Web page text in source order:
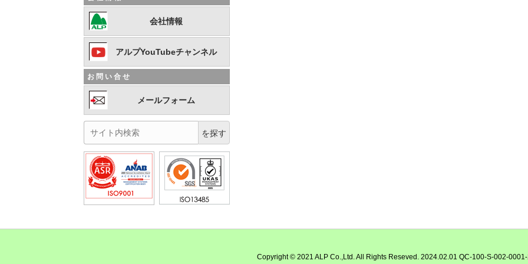
会社情報
アルプYouTubeチャンネル
お問い合せ
メールフォーム
Copyright © 2021 ALP Co.,Ltd. All Rights Reseved. 2024.02.01 QC-100-S-002-